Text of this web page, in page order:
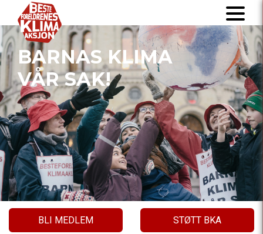
BARNAS KLIMA
VÅR SAK!
BLI MEDLEM STØTT BKA